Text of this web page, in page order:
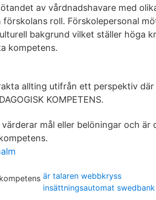
av vårdnadshavare med
roll. Förskolepersonal
bakgrund vilket ställer höga
kompetens.
allting utifrån ett perspektiv där
KOMPETENS.
mål eller belöningar och är
är talaren webbkryss
insättningsautomat